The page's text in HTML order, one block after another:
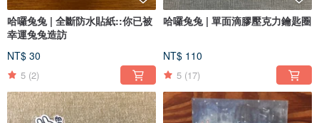
哈囉兔兔 | 全斷防水貼紙::你已被
幸運兔兔造訪
NT$ 30
5 (2)
哈囉兔兔 | 單面滴膠壓克力鑰匙圈
NT$ 110
5 (17)